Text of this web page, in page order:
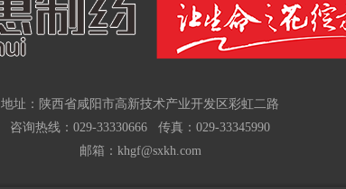
地址：陕西省咸阳市高新技术产业开发区彩虹二路
咨询热线：029-33330666 传真：029-33345990
邮箱：khgf@sxkh.com